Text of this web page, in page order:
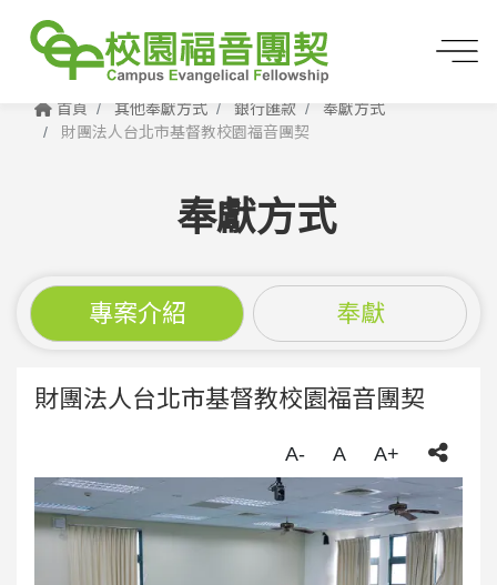
首頁 其他奉獻方式 銀行匯款
奉獻方式
財團法人台北市基督教校園福音團契
奉獻方式
專案介紹 奉獻
財團法人台北市基督教校園福音團契
A- A A+